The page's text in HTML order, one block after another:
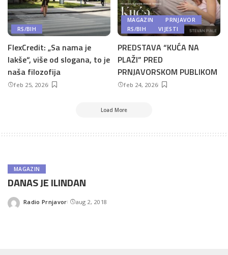
RS/BIH
FlexCredit: „Sa nama je
lakše“, više od slogana, to je
naša filozofija
feb 25, 2026
MAGAZIN
PRNJAVOR
RS/BIH
VIJESTI
PREDSTAVA “KUĆA NA
PLAŽI” PRED
PRNJAVORSKOM PUBLIKOM
feb 24, 2026
Load More
MAGAZIN
DANAS JE ILINDAN
Posted
Radio Prnjavor aug 2, 2018